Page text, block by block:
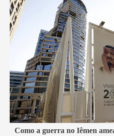
4 min read
Como a guerra no Iêmen